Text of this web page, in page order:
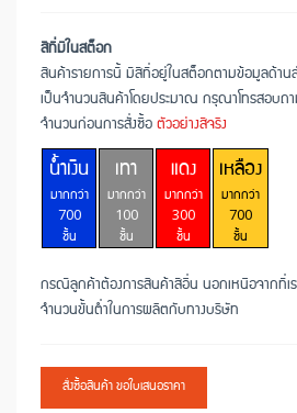
สีที่มีในสต็อก
สินค้ารายการนี้ มีสีที่อยู่ในสต็อกตามข้อมูลด้าน
เป็นจำนวนสินค้าโดยประมาณ กรุณาโทรสอบ
จำนวนก่อนการสั่งซื้อ ตัวอย่างสีจริง
น้ำเงิน
มากกว่า
700
ชิ้น
เทา
มากกว่า
100
ชิ้น
แดง
มากกว่า
300
ชิ้น
เหลือง
มากกว่า
700
ชิ้น
กรณีลูกค้าต้องการสินค้าสีอื่น นอกเหนือจากที่เ
จำนวนขั้นต่ำในการผลิตกับทางบริษัท
สั่งซื้อสินค้า ขอใบเสนอราคา